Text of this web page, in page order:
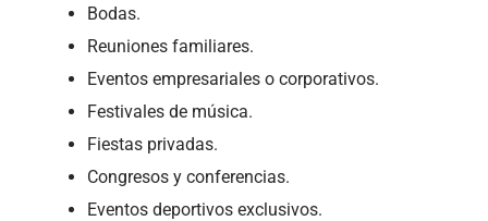
Bodas.
Reuniones familiares.
Eventos empresariales o corporativos.
Festivales de música.
Fiestas privadas.
Congresos y conferencias.
Eventos deportivos exclusivos.